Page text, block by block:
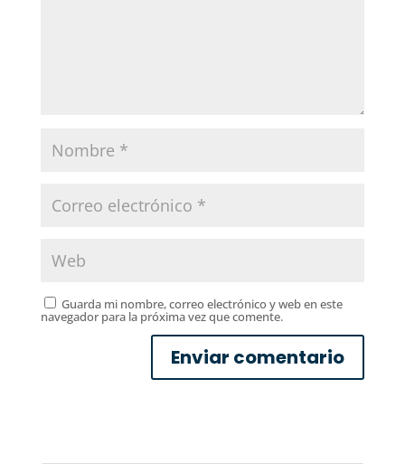
Guarda mi nombre, correo electrónico y web en este
navegador para la próxima vez que comente.